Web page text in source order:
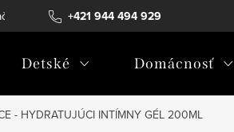
+421 944 494 929
poriadok Reklamačný formulár
Detské Domácnosť
- HYDRATUJÚCI INTÍMNY GÉL 200ML